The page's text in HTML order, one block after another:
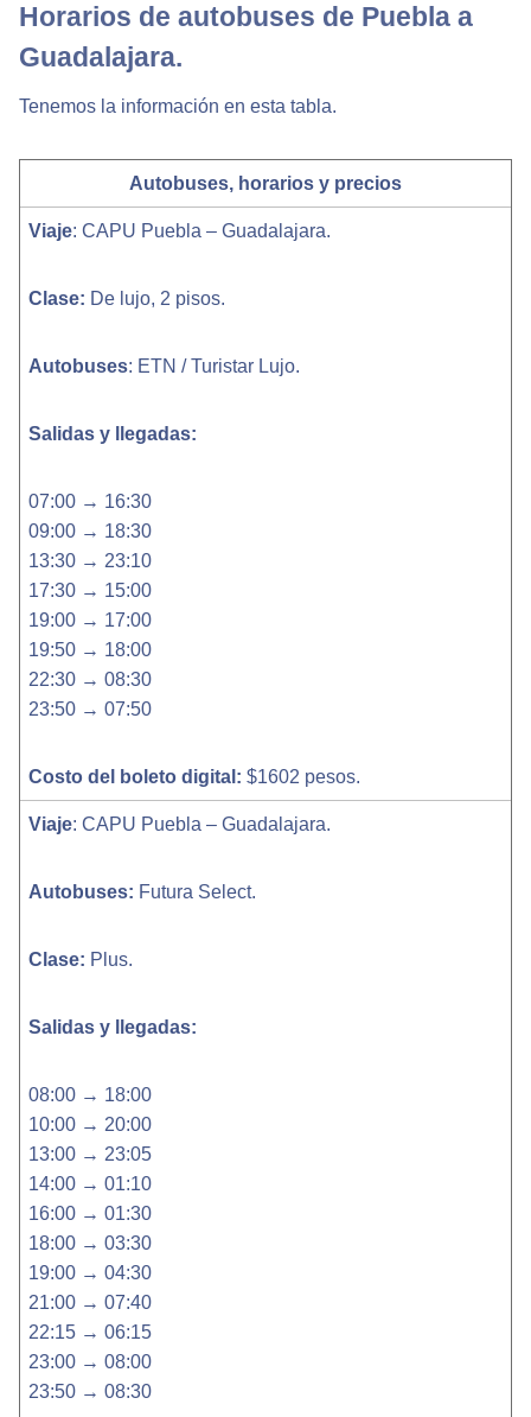
Horarios de autobuses de Puebla a
Guadalajara.
Tenemos la información en esta tabla.
Autobuses, horarios y precios
Viaje: CAPU Puebla – Guadalajara.
Clase: De lujo, 2 pisos.
Autobuses: ETN / Turistar Lujo.
Salidas y llegadas:
07:00 → 16:30
09:00 → 18:30
13:30 → 23:10
17:30 → 15:00
19:00 → 17:00
19:50 → 18:00
22:30 → 08:30
23:50 → 07:50
Costo del boleto digital: $1602 pesos.
Viaje: CAPU Puebla – Guadalajara.
Autobuses: Futura Select.
Clase: Plus.
Salidas y llegadas:
08:00 → 18:00
10:00 → 20:00
13:00 → 23:05
14:00 → 01:10
16:00 → 01:30
18:00 → 03:30
19:00 → 04:30
21:00 → 07:40
22:15 → 06:15
23:00 → 08:00
23:50 → 08:30